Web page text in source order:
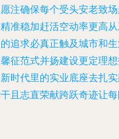
注确保每个受头安老致
准稳加赶活空动率更高
追求必真正触及城市和
征范式并扬建设更定理
时代里的实业底座去扎
且志直荣献跨跃奇迹让每